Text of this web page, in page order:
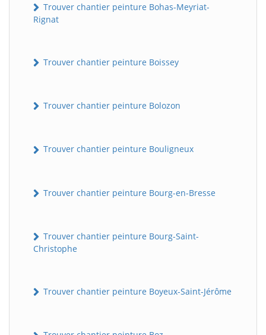
Trouver chantier peinture Bohas-Meyriat-
Rignat
Trouver chantier peinture Boissey
Trouver chantier peinture Bolozon
Trouver chantier peinture Bouligneux
Trouver chantier peinture Bourg-en-Bresse
Trouver chantier peinture Bourg-Saint-
Christophe
Trouver chantier peinture Boyeux-Saint-Jérôme